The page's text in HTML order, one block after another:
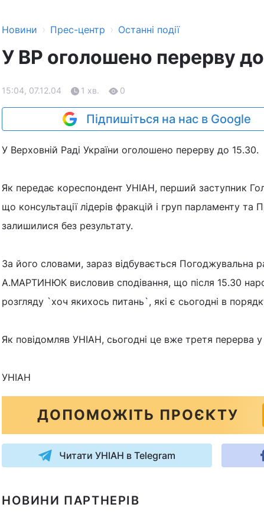
Новини › Прес-центр › Останні події
У ВР оголошено перерву
15:04, 07.12.04 1 хв. 0
Підпишіться на нас в Google
У Верховній Раді України оголошено перерву до 15.30.
Як передає кореспондент УНІАН, перший заступник
що консультації лідерів фракцій і груп парламенту
залишилися без результату.
За його словами, зараз відбувається Погоджувальна
А.МАРТИНЮК висловив сподівання, що після 15.30
розгляду `хоч якихось питань`, які є сьогодні в
Як повідомляв УНІАН, сьогодні це вже третя перерва у
УНІАН
ДОПОМОЖІТЬ ПРОЄКТУ
Читати УНІАН в Telegram
НОВИНИ ПАРТНЕРІВ